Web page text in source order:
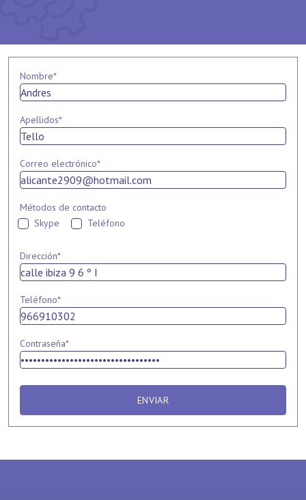
Nombre*
Apellidos*
Correo electrónico*
Métodos de contacto
Skype
Teléfono
Dirección*
Teléfono*
Contraseña*
ENVIAR